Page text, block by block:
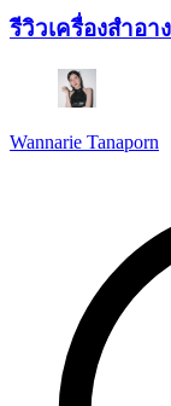
รีวิวเครื่องสำอา
Wannarie Tanaporn